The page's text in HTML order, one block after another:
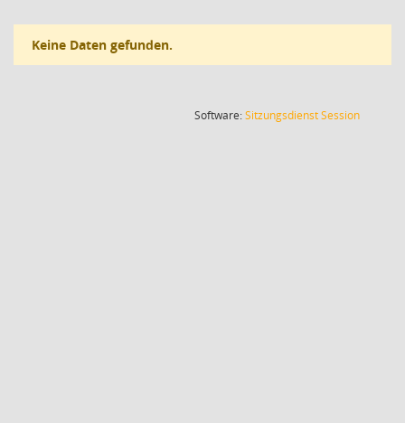
Keine Daten gefunden.
Software:SitzungsdienstSession(Wird in